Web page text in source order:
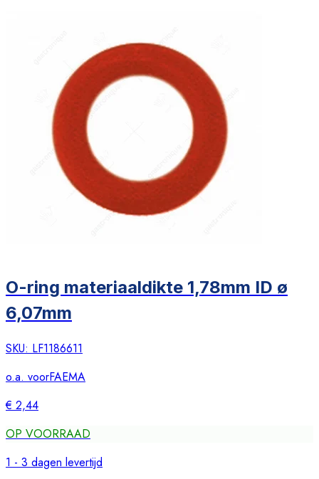
O-ring materiaaldikte 1,78mm ID ø
6,07mm
SKU: LF1186611
o.a. voorFAEMA
€ 2,44
OP VOORRAAD
1 - 3 dagen levertijd